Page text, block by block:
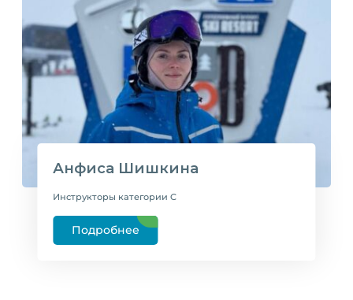
Анфиса Шишкина
Инструкторы категории C
Подробнее